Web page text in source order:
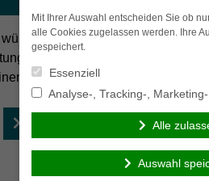
wünsche eine persönliche
und möchte Kontakt mit
Berater aufnehmen.
Mit Ihrer Auswahl entscheiden Sie ob
alle Cookies zugelassen werden. Ihre
gespeichert.
Essenziell
Analyse-, Tracking-,
Alle
Auswahl